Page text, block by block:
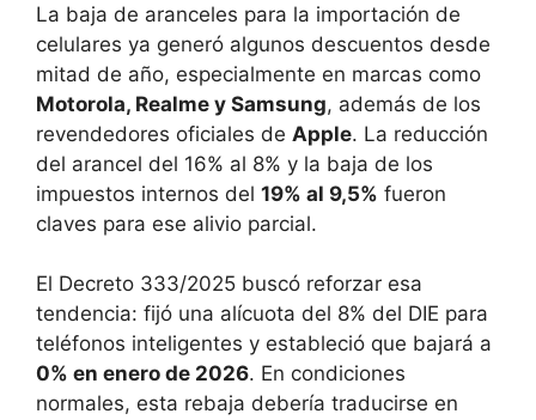
La baja de aranceles para la importación de
celulares ya generó algunos descuentos desde
mitad de año, especialmente en marcas como
Motorola, Realme y Samsung, además de los
revendedores oficiales de Apple. La reducción
del arancel del 16% al 8% y la baja de los
impuestos internos del 19% al 9,5% fueron
claves para ese alivio parcial.
El Decreto 333/2025 buscó reforzar esa
tendencia: fijó una alícuota del 8% del DIE para
teléfonos inteligentes y estableció que bajará a
0% en enero de 2026. En condiciones
normales, esta rebaja debería traducirse en